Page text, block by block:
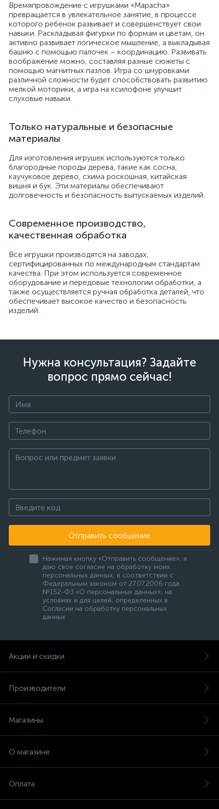
Времяпровождение с игрушками «Mapacha»
превращается в увлекательное занятие, в процессе
которого ребенок развивает и совершенствует свои
навыки. Раскладывая фигурки по формам и цветам, он
активно развивает логическое мышление, а выкладывая
башню с помощью палочек – координацию. Развивать
воображение можно, составляя разные сюжеты с
помощью магнитных пазлов. Игра со шнуровками
различной сложности будет способствовать развитию
мелкой моторики, а игра на ксилофоне улучшит
слуховые навыки.
Только натуральные и безопасные
материалы
Для изготовления игрушек используются только
благородные породы дерева, такие как сосна,
каучуковое дерево, схима роскошная, китайская
вишня и бук. Эти материалы обеспечивают
долговечность и безопасность выпускаемых изделий.
Современное производство,
качественная обработка
Все игрушки производятся на заводах,
сертифицированных по международным стандартам
качества. При этом используется современное
оборудование и передовые технологии обработки, а
также осуществляется ручная обработка деталей, что
обеспечивает высокое качество и безопасность
изделий.
Нужна консультация? Задайте
вопрос прямо сейчас!
Отправить сообщение
Нажимая кнопку «Отправить сообщение», я
даю свое согласие на обработку моих
персональных данных, в соответствии с
Федеральным законом от 27.07.2006 года
№152-ФЗ «О персональных данных», на
условиях и для целей, определенных в
Согласии на обработку персональных
данных
Акции и скидки
Производители
Магазины
О магазине
Оплата